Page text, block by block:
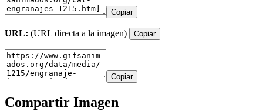
Copiar
URL: (URL directa a la imagen) Copiar
Copiar
Compartir Imagen